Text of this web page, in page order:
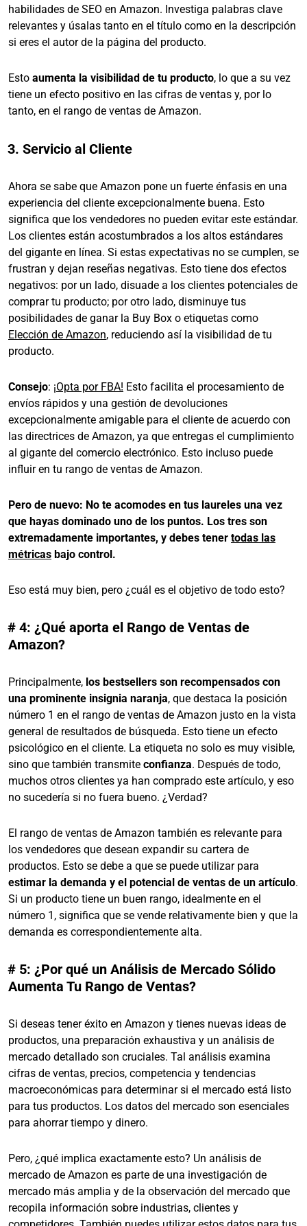
habilidades de SEO en Amazon. Investiga palabras clave
relevantes y úsalas tanto en el título como en la descripción
si eres el autor de la página del producto.
Esto aumenta la visibilidad de tu producto, lo que a su vez
tiene un efecto positivo en las cifras de ventas y, por lo
tanto, en el rango de ventas de Amazon.
3. Servicio al Cliente
Ahora se sabe que Amazon pone un fuerte énfasis en una
experiencia del cliente excepcionalmente buena. Esto
significa que los vendedores no pueden evitar este estándar.
Los clientes están acostumbrados a los altos estándares
del gigante en línea. Si estas expectativas no se cumplen, se
frustran y dejan reseñas negativas. Esto tiene dos efectos
negativos: por un lado, disuade a los clientes potenciales de
comprar tu producto; por otro lado, disminuye tus
posibilidades de ganar la Buy Box o etiquetas como
Elección de Amazon, reduciendo así la visibilidad de tu
producto.
Consejo: ¡Opta por FBA! Esto facilita el procesamiento de
envíos rápidos y una gestión de devoluciones
excepcionalmente amigable para el cliente de acuerdo con
las directrices de Amazon, ya que entregas el cumplimiento
al gigante del comercio electrónico. Esto incluso puede
influir en tu rango de ventas de Amazon.
Pero de nuevo: No te acomodes en tus laureles una vez
que hayas dominado uno de los puntos. Los tres son
extremadamente importantes, y debes tener todas las
métricas bajo control.
Eso está muy bien, pero ¿cuál es el objetivo de todo esto?
# 4: ¿Qué aporta el Rango de Ventas de
Amazon?
Principalmente, los bestsellers son recompensados con
una prominente insignia naranja, que destaca la posición
número 1 en el rango de ventas de Amazon justo en la vista
general de resultados de búsqueda. Esto tiene un efecto
psicológico en el cliente. La etiqueta no solo es muy visible,
sino que también transmite confianza. Después de todo,
muchos otros clientes ya han comprado este artículo, y eso
no sucedería si no fuera bueno. ¿Verdad?
El rango de ventas de Amazon también es relevante para
los vendedores que desean expandir su cartera de
productos. Esto se debe a que se puede utilizar para
estimar la demanda y el potencial de ventas de un artículo.
Si un producto tiene un buen rango, idealmente en el
número 1, significa que se vende relativamente bien y que la
demanda es correspondientemente alta.
# 5: ¿Por qué un Análisis de Mercado Sólido
Aumenta Tu Rango de Ventas?
Si deseas tener éxito en Amazon y tienes nuevas ideas de
productos, una preparación exhaustiva y un análisis de
mercado detallado son cruciales. Tal análisis examina
cifras de ventas, precios, competencia y tendencias
macroeconómicas para determinar si el mercado está listo
para tus productos. Los datos del mercado son esenciales
para ahorrar tiempo y dinero.
Pero, ¿qué implica exactamente esto? Un análisis de
mercado de Amazon es parte de una investigación de
mercado más amplia y de la observación del mercado que
recopila información sobre industrias, clientes y